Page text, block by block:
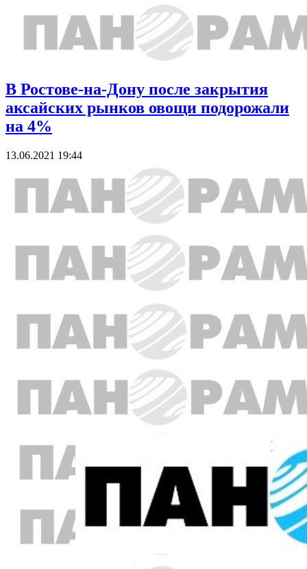
В Ростове-на-Дону после закрытия
аксайских рынков овощи подорожали
на 4%
13.06.2021 19:44